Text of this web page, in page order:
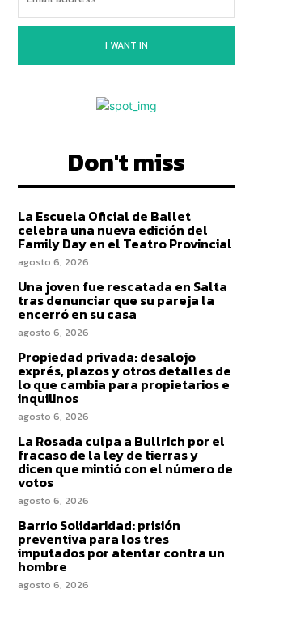
I WANT IN
Don't miss
La Escuela Oficial de Ballet
celebra una nueva edición del
Family Day en el Teatro Provincial
agosto 6, 2026
Una joven fue rescatada en Salta
tras denunciar que su pareja la
encerró en su casa
agosto 6, 2026
Propiedad privada: desalojo
exprés, plazos y otros detalles de
lo que cambia para propietarios e
inquilinos
agosto 6, 2026
La Rosada culpa a Bullrich por el
fracaso de la ley de tierras y
dicen que mintió con el número de
votos
agosto 6, 2026
Barrio Solidaridad: prisión
preventiva para los tres
imputados por atentar contra un
hombre
agosto 6, 2026